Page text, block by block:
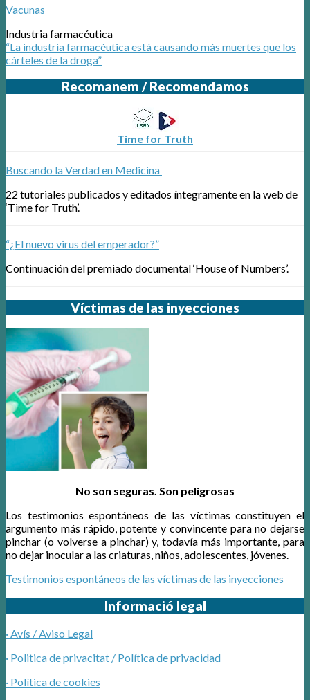
Vacunas
Industria farmacéutica
“La industria farmacéutica está causando más muertes que los
cárteles de la droga”
Recomanem / Recomendamos
Time for Truth
Buscando la Verdad en Medicina
22 tutoriales publicados y editados íntegramente en la web de
‘Time for Truth’.
“¿El nuevo virus del emperador?”
Continuación del premiado documental ‘House of Numbers’.
Víctimas de las inyecciones
No son seguras. Son peligrosas
Los testimonios espontáneos de las víctimas constituyen el
argumento más rápido, potente y convincente para no dejarse
pinchar (o volverse a pinchar) y, todavía más importante, para
no dejar inocular a las criaturas, niños, adolescentes, jóvenes.
Testimonios espontáneos de las víctimas de las inyecciones
Informació legal
· Avís / Aviso Legal
· Politica de privacitat / Política de privacidad
· Política de cookies